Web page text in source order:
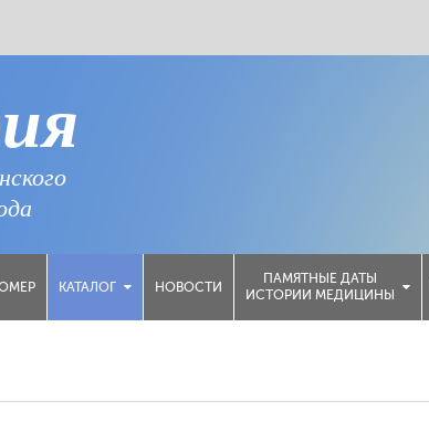
КАТАЛОГ НОВОСТИ
ПАМЯТНЫЕ ДАТЫ
ИСТОРИИ МЕДИЦИНЫ